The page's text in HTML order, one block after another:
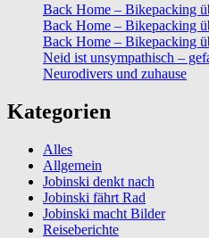
Back Home – Bikepacking
Back Home – Bikepacking
Back Home – Bikepacking
Neid ist unsympathisch –
Neurodivers und zuhause
Kategorien
Alles
Allgemein
Jobinski denkt nach
Jobinski fährt Rad
Jobinski macht Bilder
Reiseberichte